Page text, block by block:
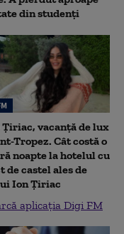
din studenţi
Țiriac, vacanță de lux
Tropez. Cât costă o
noapte la hotelul cu
de castel ales de
Ion Țiriac
aplicația Digi FM